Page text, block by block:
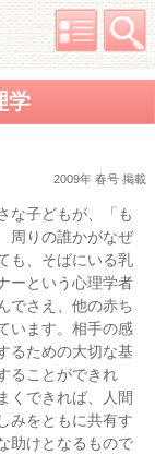
学
2009年 春号 掲載
な子どもが、「も
周りの誰かがなぜ
も、そばにいる乳
ーという心理学者
でさえ、他の赤ち
います。相手の感
るための大切な基
ることができれ
くできれば、人間
みをともに共有す
助けとなるもので